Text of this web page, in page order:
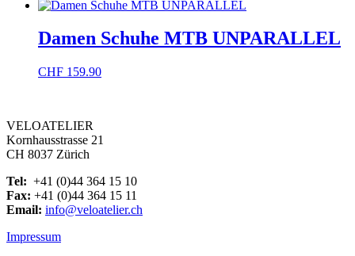
Damen Schuhe MTB UNPARALLEL
CHF 159.90
VELOATELIER
Kornhausstrasse 21
CH 8037 Zürich
Tel: +41 (0)44 364 15 10
Fax: +41 (0)44 364 15 11
Email: info@veloatelier.ch
Impressum